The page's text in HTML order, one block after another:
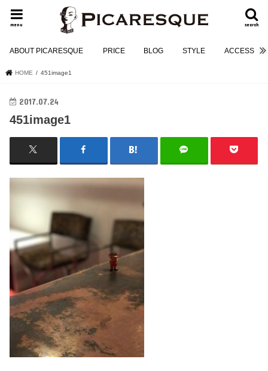
search
menu
ABOUT PICARESQUE PRICE BLOG STYLE ACCESS
HOME 451image1
2017.07.24
451image1